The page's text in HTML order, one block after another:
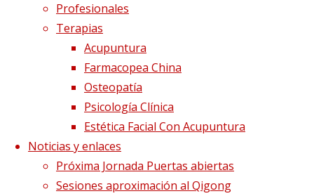
Profesionales
Terapias
Acupuntura
Farmacopea China
Osteopatía
Psicología Clínica
Estética Facial Con Acupuntura
Noticias y enlaces
Próxima Jornada Puertas abiertas
Sesiones aproximación al Qigong